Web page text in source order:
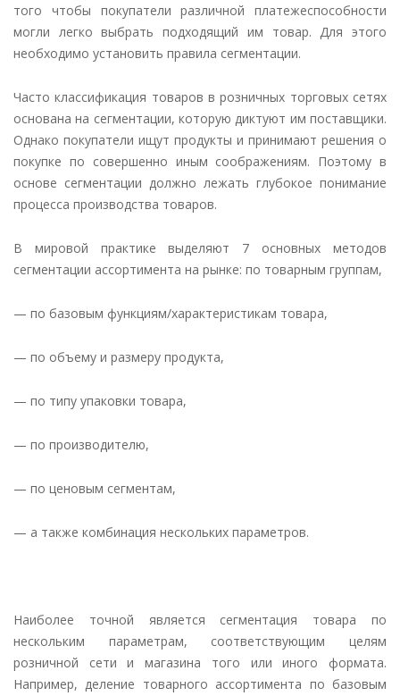
того чтобы покупатели различной платежеспособности
могли легко выбрать подходящий им товар. Для этого
необходимо установить правила сегментации.
Часто классификация товаров в розничных торговых сетях
основана на сегментации, которую диктуют им поставщики.
Однако покупатели ищут продукты и принимают решения о
покупке по совершенно иным соображениям. Поэтому в
основе сегментации должно лежать глубокое понимание
процесса производства товаров.
В мировой практике выделяют 7 основных методов
сегментации ассортимента на рынке: по товарным группам,
— по базовым функциям/характеристикам товара,
— по объему и размеру продукта,
— по типу упаковки товара,
— по производителю,
— по ценовым сегментам,
— а также комбинация нескольких параметров.
Наиболее точной является сегментация товара по
нескольким параметрам, соответствующим целям
розничной сети и магазина того или иного формата.
Например, деление товарного ассортимента по базовым